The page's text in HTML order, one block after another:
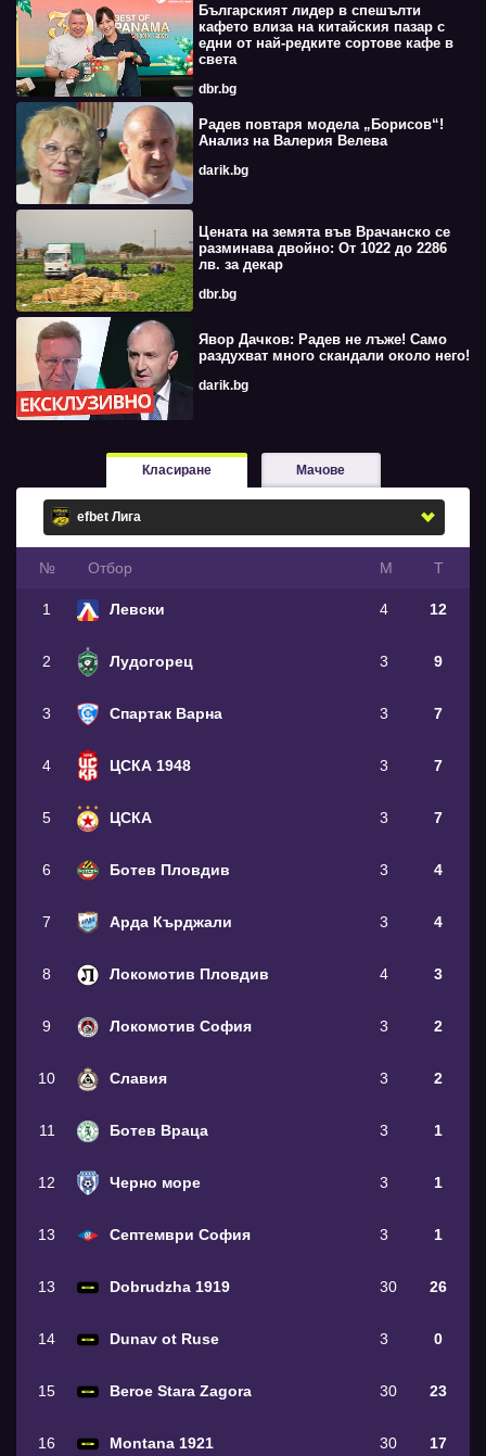
Българският лидер в спешълти
кафето влиза на китайския пазар с
едни от най-редките сортове кафе в
света
dbr.bg
Радев повтаря модела „Борисов“!
Анализ на Валерия Велева
darik.bg
Цената на земята във Врачанско се
разминава двойно: От 1022 до 2286
лв. за декар
dbr.bg
Явор Дачков: Радев не лъже! Само
раздухват много скандали около него!
darik.bg
Класиране Мачове
№ Oтбор М Т
1 Левски 4 12
2 Лудогорец 3 9
3 Спартак Варна 3 7
4 ЦСКА 1948 3 7
5 ЦСКА 3 7
6 Ботев Пловдив 3 4
7 Арда Кърджали 3 4
8 Локомотив Пловдив 4 3
9 Локомотив София 3 2
10 Славия 3 2
11 Ботев Враца 3 1
12 Черно море 3 1
13 Септември София 3 1
13 Dobrudzha 1919 30 26
14 Dunav ot Ruse 3 0
15 Beroe Stara Zagora 30 23
16 Montana 1921 30 17